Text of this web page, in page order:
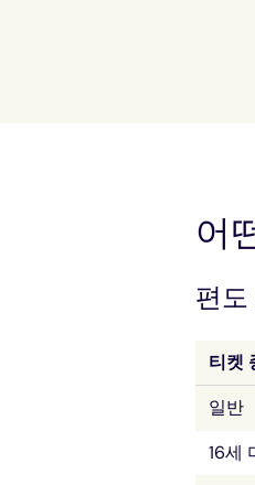
어
편도
티켓
일반
16세